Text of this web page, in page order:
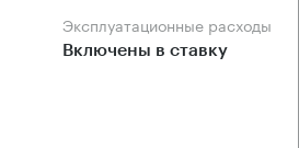
Эксплуатационные расходы
Включены в ставку